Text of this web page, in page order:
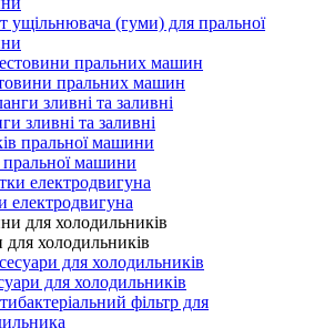
ущільнювача (гуми) для пральної
пральних машин
зливні та заливні
машини
електродвигуна
для холодильників
для холодильників